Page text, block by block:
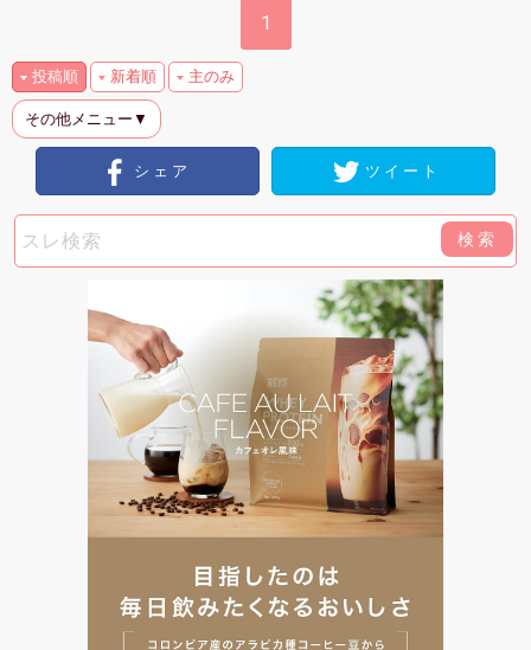
1
投稿順 新着順 主のみ
その他メニュー▼
シェア ツイート
検索